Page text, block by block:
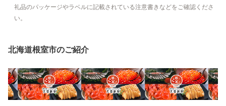
礼品のパッケージやラベルに記載されている注意書きなどをご確認くださ
い。
北海道根室市のご紹介